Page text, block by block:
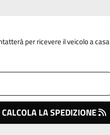
per ricevere il veicolo a casa
CALCOLA LA SPEDIZIONE